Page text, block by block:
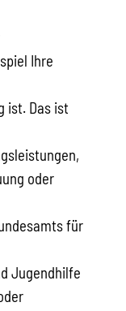
Ihre
ist. Das ist
oder
für
Jugendhilfe